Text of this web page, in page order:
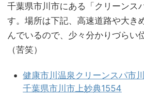
千葉県市川市にある「クリーンス
す。場所は下記、高速道路や大き
んでいるので、少々分かりづらい
（苦笑）
健康市川温泉クリーンスパ市
千葉県市川市上妙典1554